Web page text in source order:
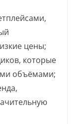
цены;
которые
объёмами;